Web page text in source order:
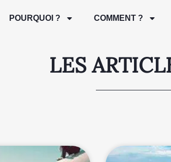
POURQUOI ? COMMENT ?
LES